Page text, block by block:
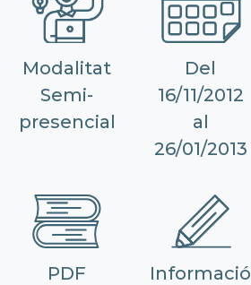
Modalitat
Semi-
presencial
Del
16/11/2012
al
26/01/2013
PDF
Informació